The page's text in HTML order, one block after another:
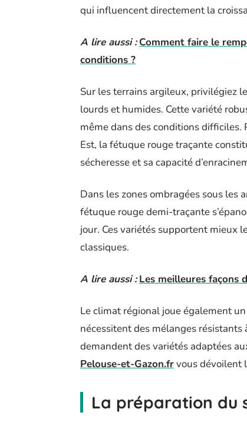
qui influencent directement la
A lire aussi : Comment faire le
conditions ?
Sur les terrains argileux, privilégiez le
lourds et humides. Cette variété
même dans des conditions
Est, la fétuque rouge traçante
sécheresse et sa capacité
Dans les zones ombragées sous les
fétuque rouge demi-traçante
jour. Ces variétés supportent mieux
classiques.
A lire aussi : Les meilleures façons
Le climat régional joue également
nécessitent des mélanges
demandent des variétés adaptées
Pelouse-et-Gazon.frvous dévoilent
La préparation du